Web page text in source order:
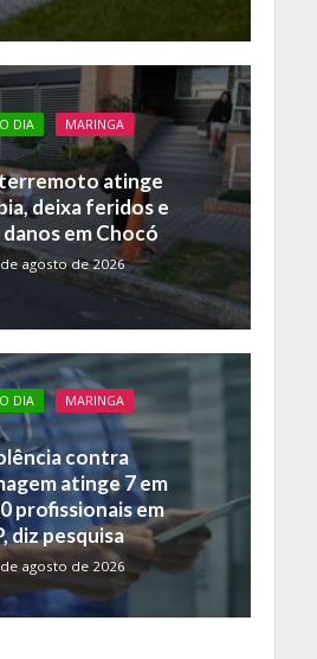
DIA
MARINGA
atinge
deixa feridos e
danos em Chocó
agosto de 2026
DIA
MARINGA
contra
atinge 7 em
profissionais em
diz pesquisa
agosto de 2026